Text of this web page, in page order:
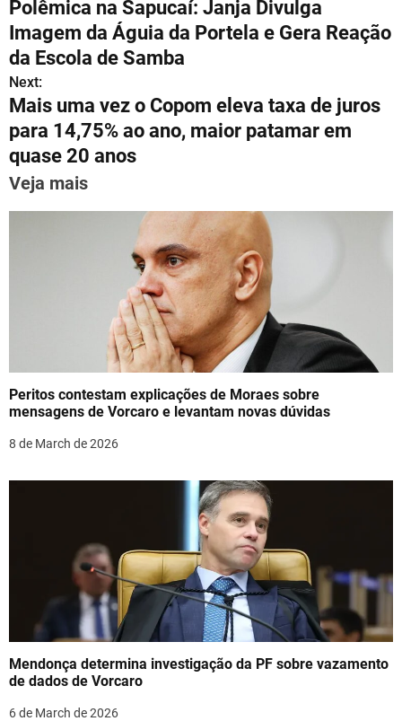
s
A
p
gr
a
e
b
o
k
l
e
st
e
dI
e
o
s
t
n
a
v
o
n
Polêmica na Sapucaí: Janja Divulga
Imagem da Águia da Portela e Gera Reação
da Escola de Samba
Next:
Mais uma vez o Copom eleva taxa de juros
para 14,75% ao ano, maior patamar em
quase 20 anos
Veja mais
Peritos contestam explicações de Moraes sobre
mensagens de Vorcaro e levantam novas dúvidas
8 de March de 2026
Mendonça determina investigação da PF sobre vazamento
de dados de Vorcaro
6 de March de 2026